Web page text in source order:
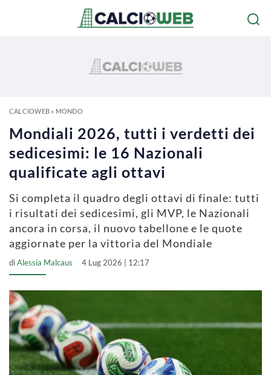
CALCIOWEB» MONDO
Mondiali 2026, tutti i verdetti dei
sedicesimi: le 16 Nazionali
qualificate agli ottavi
Si completa il quadro degli ottavi di finale: tutti
i risultati dei sedicesimi, gli MVP, le Nazionali
ancora in corsa, il nuovo tabellone e le quote
aggiornate per la vittoria del Mondiale
diAlessia Malcaus 4 Lug 2026 | 12:17